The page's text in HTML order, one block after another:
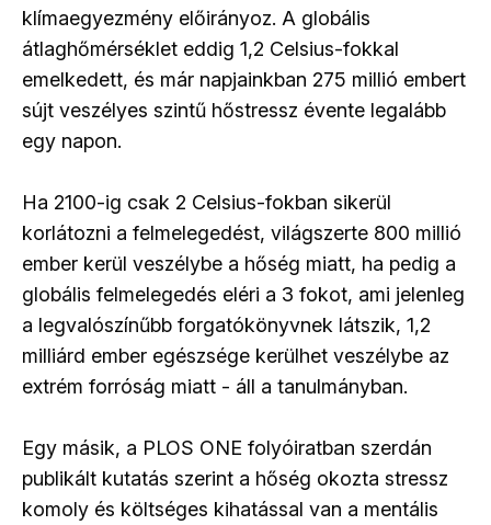
klímaegyezmény előirányoz. A globális
átlaghőmérséklet eddig 1,2 Celsius-fokkal
emelkedett, és már napjainkban 275 millió embert
sújt veszélyes szintű hőstressz évente legalább
egy napon.
Ha 2100-ig csak 2 Celsius-fokban sikerül
korlátozni a felmelegedést, világszerte 800 millió
ember kerül veszélybe a hőség miatt, ha pedig a
globális felmelegedés eléri a 3 fokot, ami jelenleg
a legvalószínűbb forgatókönyvnek látszik, 1,2
milliárd ember egészsége kerülhet veszélybe az
extrém forróság miatt - áll a tanulmányban.
Egy másik, a PLOS ONE folyóiratban szerdán
publikált kutatás szerint a hőség okozta stressz
komoly és költséges kihatással van a mentális